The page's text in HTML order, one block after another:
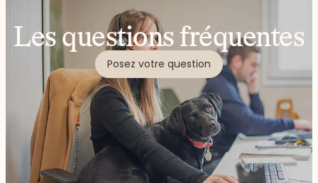
Les questions fréquentes
Posez votre question